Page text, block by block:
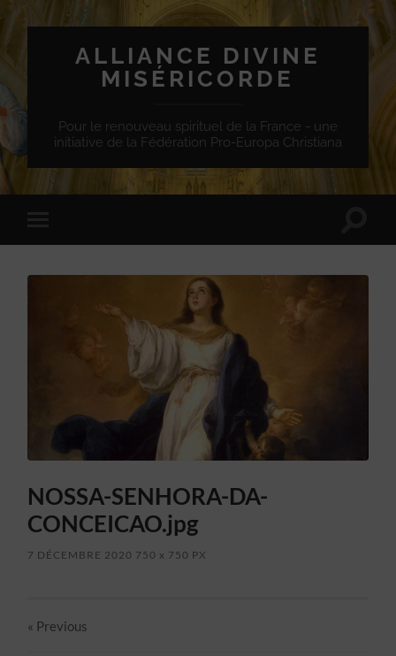
ALLIANCE DIVINE
MISÉRICORDE
Pour le renouveau spirituel de la France - une
initiative de la Fédération Pro-Europa Christiana
mobile
NOSSA-SENHORA-DA-
CONCEICAO.jpg
7 DÉCEMBRE 2020 750 x 750 PX
« Previous